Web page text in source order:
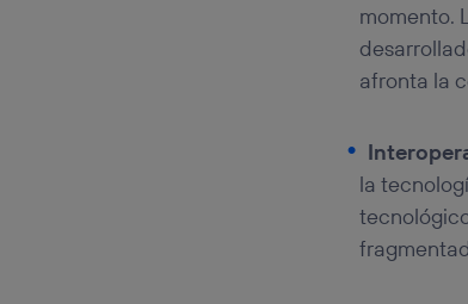
momento.
afronta la
la